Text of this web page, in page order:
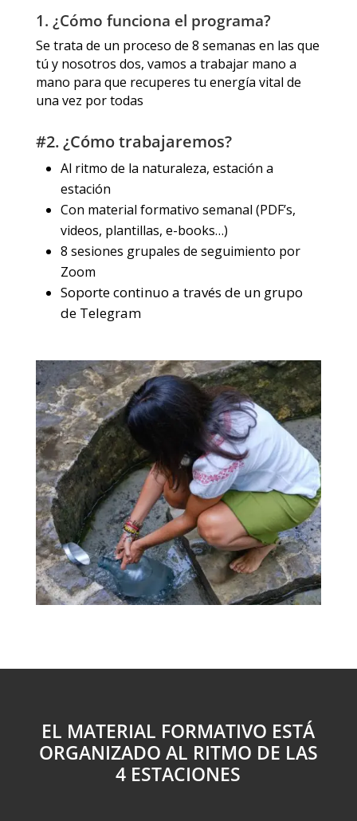
1. ¿Cómo funciona el programa?
Se trata de un proceso de 8 semanas en las que
tú y nosotros dos, vamos a trabajar mano a
mano para que recuperes tu energía vital de
una vez por todas
#2. ¿Cómo trabajaremos?
Al ritmo de la naturaleza, estación a
estación
Con material formativo semanal (PDF’s,
videos, plantillas, e-books…)
8 sesiones grupales de seguimiento por
Zoom
Soporte continuo a través de un grupo
de Telegram
EL MATERIAL FORMATIVO ESTÁ
ORGANIZADO AL RITMO DE LAS
4 ESTACIONES